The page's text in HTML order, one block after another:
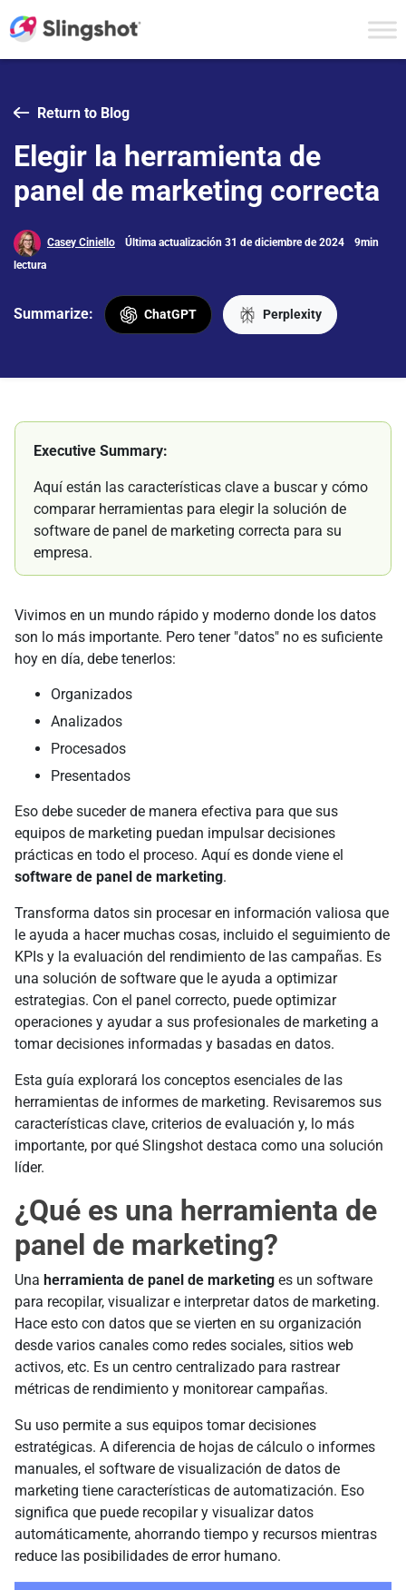
Return to Blog
Elegir la herramienta de
panel de marketing correcta
Casey Ciniello Última actualización 31 de diciembre de 2024
9min
lectura
Summarize: ChatGPT Perplexity
Executive Summary:
Aquí están las características clave a buscar y cómo
comparar herramientas para elegir la solución de
software de panel de marketing correcta para su
empresa.
Vivimos en un mundo rápido y moderno donde los datos
son lo más importante. Pero tener "datos" no es suficiente
hoy en día, debe tenerlos:
Organizados
Analizados
Procesados
Presentados
Eso debe suceder de manera efectiva para que sus
equipos de marketing puedan impulsar decisiones
prácticas en todo el proceso. Aquí es donde viene el
software de panel de marketing.
Transforma datos sin procesar en información valiosa que
le ayuda a hacer muchas cosas, incluido el seguimiento de
KPIs y la evaluación del rendimiento de las campañas. Es
una solución de software que le ayuda a optimizar
estrategias. Con el panel correcto, puede optimizar
operaciones y ayudar a sus profesionales de marketing a
tomar decisiones informadas y basadas en datos.
Esta guía explorará los conceptos esenciales de las
herramientas de informes de marketing. Revisaremos sus
características clave, criterios de evaluación y, lo más
importante, por qué Slingshot destaca como una solución
líder.
¿Qué es una herramienta de
panel de marketing?
Una herramienta de panel de marketing es un software
para recopilar, visualizar e interpretar datos de marketing.
Hace esto con datos que se vierten en su organización
desde varios canales como redes sociales, sitios web
activos, etc. Es un centro centralizado para rastrear
métricas de rendimiento y monitorear campañas.
Su uso permite a sus equipos tomar decisiones
estratégicas. A diferencia de hojas de cálculo o informes
manuales, el software de visualización de datos de
marketing tiene características de automatización. Eso
significa que puede recopilar y visualizar datos
automáticamente, ahorrando tiempo y recursos mientras
reduce las posibilidades de error humano.